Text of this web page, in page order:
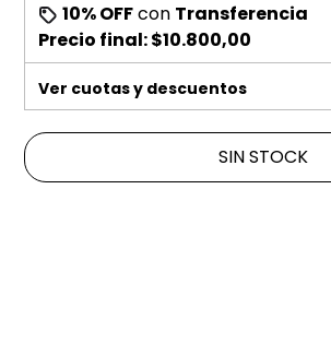
10% OFFcon Transferencia
Precio final:$10.800,00
Ver cuotas y descuentos
SIN STOCK